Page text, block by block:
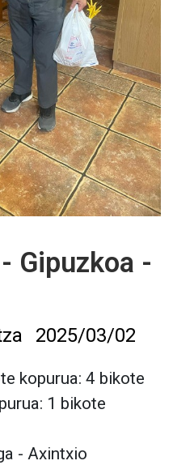
Gipuzkoa -
2025/03/02
kopurua: 4 bikote
1 bikote
- Axintxio